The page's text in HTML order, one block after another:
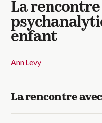
A la une
Adolescence
Dispositif
Enfance
Périnatalité
Psychanalyse
Psychopathologie
Soin
Dossiers
Auteurs
Blocs-notes
La rencontre
enfant
Ann Levy
La rencontre